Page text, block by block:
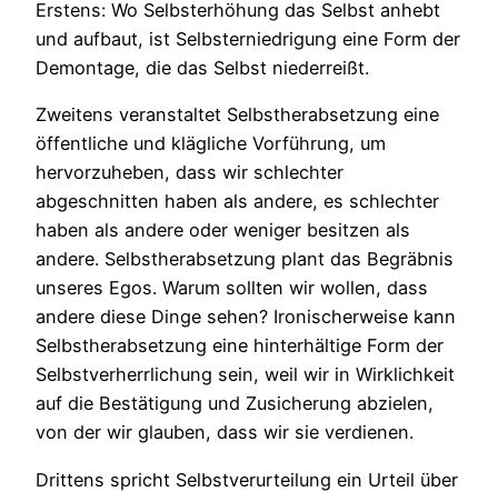
Erstens: Wo Selbsterhöhung das Selbst anhebt
und aufbaut, ist Selbsterniedrigung eine Form der
Demontage, die das Selbst niederreißt.
Zweitens veranstaltet Selbstherabsetzung eine
öffentliche und klägliche Vorführung, um
hervorzuheben, dass wir schlechter
abgeschnitten haben als andere, es schlechter
haben als andere oder weniger besitzen als
andere. Selbstherabsetzung plant das Begräbnis
unseres Egos. Warum sollten wir wollen, dass
andere diese Dinge sehen? Ironischerweise kann
Selbstherabsetzung eine hinterhältige Form der
Selbstverherrlichung sein, weil wir in Wirklichkeit
auf die Bestätigung und Zusicherung abzielen,
von der wir glauben, dass wir sie verdienen.
Drittens spricht Selbstverurteilung ein Urteil über